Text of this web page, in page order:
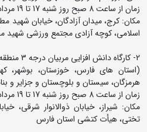
زمان از ساعت 8 صبح روز شنبه 17 تا 19 مردادماه 94
مکان: کرج، میدان آزادگان، خیابان شهید
اسلامی، کوچه آزادی مجتمع ورزشی شهید
(استان های فارس، خوزستان، بوشهر،
هرمزگان، سیستان و بلوچستان و جزایر و
زمان از ساعت 8 صبح روز شنبه 17 تا 19 مردادماه 94
مکان: شیراز، خیابان ذوالانوار شرقی،
تختی، هیأت کتشی استان فارس